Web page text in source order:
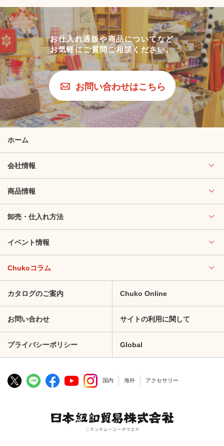
お仕入れ通販や商品についてなど
お気軽にご質問ご相談ください。
お問い合わせはこちら
ホーム
会社情報
商品情報
卸売・仕入れ方法
イベント情報
Chukoコラム
カタログのご案内 Chuko Online
お問い合わせ サイトの利用に関して
プライバシーポリシー Global
国内 海外 アクセサリー